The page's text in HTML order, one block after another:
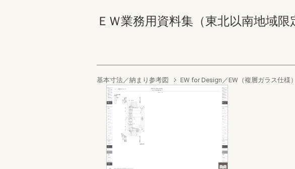
ＥＷ業務用資料集（東北以南地域
基本寸法／納まり参考図 EW for Design／EW（複層ガラス仕様）